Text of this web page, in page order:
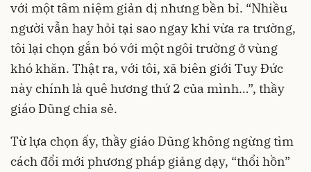
với một tâm niệm giản dị nhưng bền bỉ. “Nhiều
người vẫn hay hỏi tại sao ngay khi vừa ra trường,
tôi lại chọn gắn bó với một ngôi trường ở vùng
khó khăn. Thật ra, với tôi, xã biên giới Tuy Đức
này chính là quê hương thứ 2 của mình…”, thầy
giáo Dũng chia sẻ.
Từ lựa chọn ấy, thầy giáo Dũng không ngừng tìm
cách đổi mới phương pháp giảng dạy, “thổi hồn”